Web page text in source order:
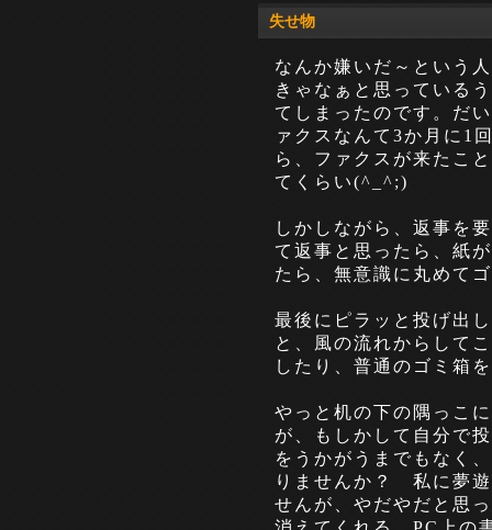
失せ物
なんか嫌いだ～という
きゃなぁと思っている
てしまったのです。だ
ァクスなんて3か月に1
ら、ファクスが来たこ
てくらい(^_^;)
しかしながら、返事を
て返事と思ったら、紙
たら、無意識に丸めて
最後にピラッと投げ出
と、風の流れからして
したり、普通のゴミ箱
やっと机の下の隅っこ
が、もしかして自分で
をうかがうまでもなく
りませんか？ 私に夢
せんが、やだやだと思